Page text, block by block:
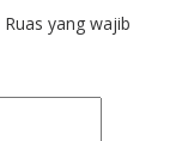
Ruas yang wajib